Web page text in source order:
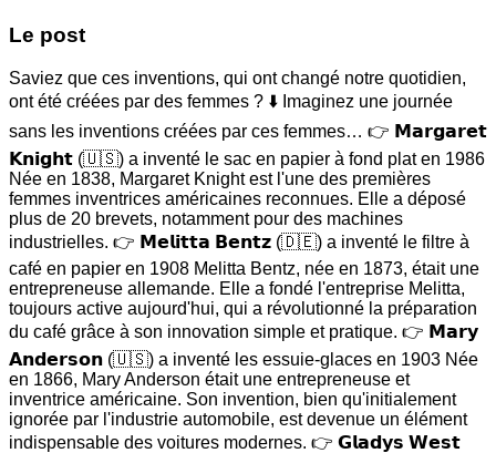
Le post
Saviez que ces inventions, qui ont changé notre quotidien,
ont été créées par des femmes ? ⬇️ Imaginez une journée
sans les inventions créées par ces femmes… 👉 𝗠𝗮𝗿𝗴𝗮𝗿𝗲𝘁
𝗞𝗻𝗶𝗴𝗵𝘁 (🇺🇸) a inventé le sac en papier à fond plat en 1986
Née en 1838, Margaret Knight est l'une des premières
femmes inventrices américaines reconnues. Elle a déposé
plus de 20 brevets, notamment pour des machines
industrielles. 👉 𝗠𝗲𝗹𝗶𝘁𝘁𝗮 𝗕𝗲𝗻𝘁𝘇 (🇩🇪) a inventé le filtre à
café en papier en 1908 Melitta Bentz, née en 1873, était une
entrepreneuse allemande. Elle a fondé l'entreprise Melitta,
toujours active aujourd'hui, qui a révolutionné la préparation
du café grâce à son innovation simple et pratique. 👉 𝗠𝗮𝗿𝘆
𝗔𝗻𝗱𝗲𝗿𝘀𝗼𝗻 (🇺🇸) a inventé les essuie-glaces en 1903 Née
en 1866, Mary Anderson était une entrepreneuse et
inventrice américaine. Son invention, bien qu'initialement
ignorée par l'industrie automobile, est devenue un élément
indispensable des voitures modernes. 👉 𝗚𝗹𝗮𝗱𝘆𝘀 𝗪𝗲𝘀𝘁